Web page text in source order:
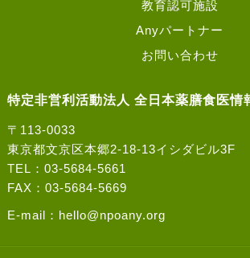
教育認可施設
Anyパートナー
お問い合わせ
特定非営利活動法人 全日本薬膳食医情
〒113-0033
東京都文京区本郷2-18-13イシダビル3F
TEL：03-5684-5661
FAX：03-5684-5669
E-mail： hello@npoany.org